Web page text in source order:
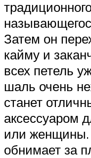
Затем он
кайму и
всех петель
шаль очень
станет
аксессуаром
или женщины.
обнимает за